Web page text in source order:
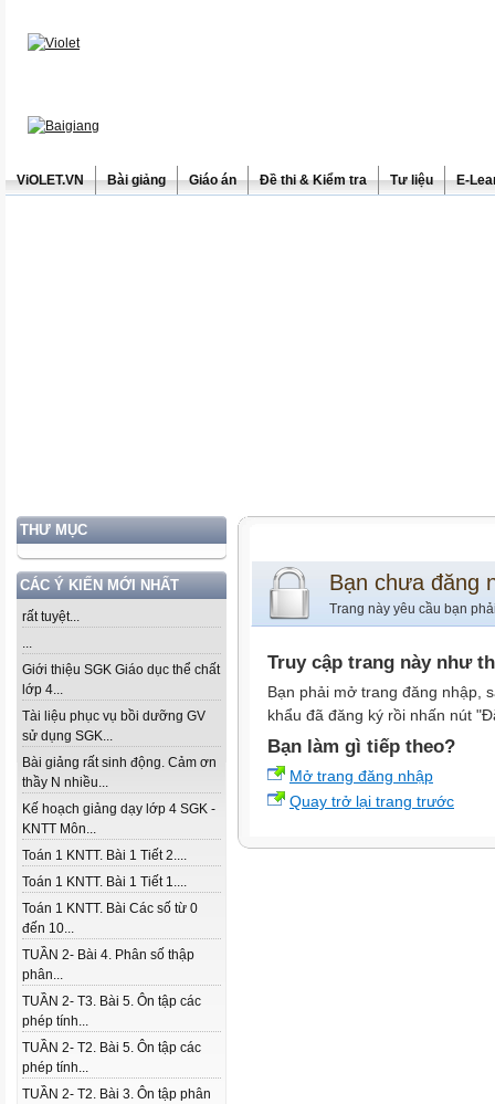
ViOLET.VN Bài giảng Giáo án Đề thi & Kiểm tra Tư liệu E-
THƯ MỤC
CÁC Ý KIẾN MỚI NHẤT
rất tuyệt...
...
Giới thiệu SGK Giáo dục thể chất
lớp 4...
Tài liệu phục vụ bồi dưỡng GV
sử dụng SGK...
Bài giảng rất sinh động. Cảm ơn
thầy N nhiều...
Kế hoạch giảng dạy lớp 4 SGK -
KNTT Môn...
Toán 1 KNTT. Bài 1 Tiết 2....
Toán 1 KNTT. Bài 1 Tiết 1....
Toán 1 KNTT. Bài Các số từ 0
đến 10...
TUẦN 2- Bài 4. Phân số thập
phân...
TUẦN 2- T3. Bài 5. Ôn tập các
phép tính...
TUẦN 2- T2. Bài 5. Ôn tập các
phép tính...
TUẦN 2- T2. Bài 3. Ôn tập phân
Bạn chưa đăng
Trang này yêu cầu bạn
Truy cập trang này như
Bạn phải mở trang đăng nhập,
khẩu đã đăng ký rồi nhấn nút
Bạn làm gì tiếp theo?
Mở trang đăng nhập
Quay trở lại trang trước